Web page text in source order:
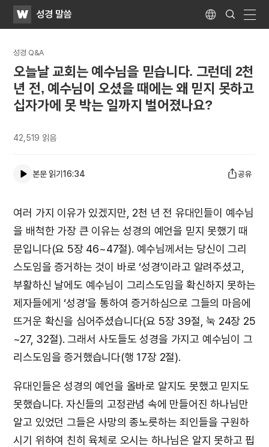
WATV성경 말씀 Language
Search
Submit
성경 Q&A
오늘날 교회는 예수님을 믿습니다. 그런데 2천
년 전, 예수님이 오셨을 때에는 왜 믿지 못하고
십자가에 못 박는 일까지 벌어졌나요?
42,519 읽음
본문 읽기16:34 공유
여러 가지 이유가 있겠지만, 2천 년 전 유대인들이 예수님
을 배척한 가장 큰 이유는 성경의 예언을 믿지 못했기 때
문입니다(요 5장 46~47절). 예수님께서는 당신이 그리
스도임을 증거하는 것이 바로 ‘성경’이라고 알려주셨고,
부활하신 날에도 예수님이 그리스도임을 확신하지 못하는
제자들에게 ‘성경’을 통하여 증거하심으로 그들의 마음에
뜨거운 확신을 심어주셨습니다(요 5장 39절, 눅 24장 25
~27, 32절). 그래서 사도들도 성경을 가지고 예수님이 그
리스도임을 증거했습니다(행 17장 2절).
유대인들은 성경의 예언을 올바로 알지도 못했고 믿지도
못했습니다. 자신들의 고정관념 속에 만들어진 하나님만
알고 있었던 그들은 사망의 종노릇하는 죄인들을 구원하
시기 위하여 친히 육체로 오시는 하나님은 알지 못하고 핍